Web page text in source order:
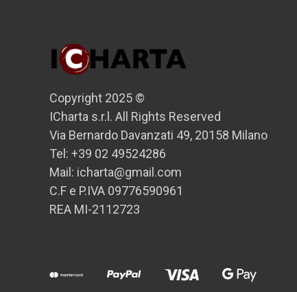
Copyright 2025 ©
ICharta s.r.l. All Rights Reserved
Via Bernardo Davanzati 49, 20158 Milano
Tel: +39 02 49524286
Mail: icharta@gmail.com
C.F e P.IVA 09776590961
REA MI-2112723